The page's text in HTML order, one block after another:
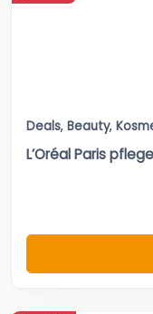
Deals, Beauty,
L’Oréal Paris